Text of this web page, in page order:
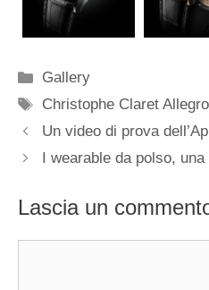
Categorie
Gallery
Tag
Christophe Claret Allegro
Navigazione
articolo
Un video di prova
I wearable da polso,
Lascia un